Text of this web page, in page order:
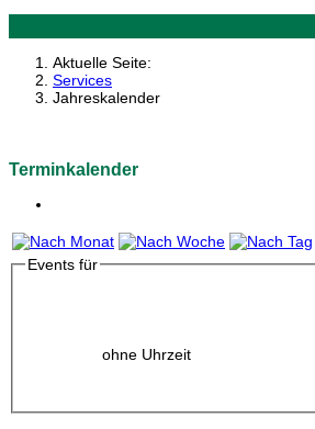
Aktuelle Seite:
Services
Jahreskalender
Terminkalender
Events für
ohne Uhrzeit